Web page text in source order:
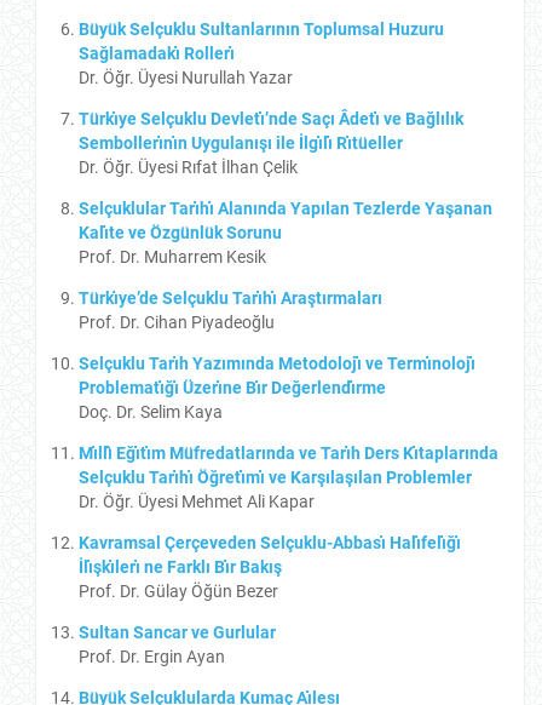
Büyük Selçuklu Sultanlarının Toplumsal Huzuru
Sağlamadakı̇ Rollerı̇
Dr. Öğr. Üyesi Nurullah Yazar
Türkı̇ye Selçuklu Devletı̇’nde Saçı Âdetı̇ ve Bağlılık
Sembollerı̇nı̇n Uygulanışı ile İlgı̇lı̇ Rı̇tüeller
Dr. Öğr. Üyesi Rıfat İlhan Çelik
Selçuklular Tarı̇hı̇ Alanında Yapılan Tezlerde Yaşanan
Kalı̇te ve Özgünlük Sorunu
Prof. Dr. Muharrem Kesik
Türkı̇ye’de Selçuklu Tarı̇hı̇ Araştırmaları
Prof. Dr. Cihan Piyadeoğlu
Selçuklu Tarı̇h Yazımında Metodolojı̇ ve Termı̇nolojı̇
Problematı̇ğı̇ Üzerı̇ne Bı̇r Değerlendı̇rme
Doç. Dr. Selim Kaya
Mı̇llı̂ Eğı̇tı̇m Müfredatlarında ve Tarı̇h Ders Kı̇taplarında
Selçuklu Tarı̇hı̇ Öğretı̇mı̇ ve Karşılaşılan Problemler
Dr. Öğr. Üyesi Mehmet Ali Kapar
Kavramsal Çerçeveden Selçuklu-Abbası̇ Halı̇felı̇ğı̇
İlı̇şkı̇lerı̇ ne Farklı Bı̇r Bakış
Prof. Dr. Gülay Öğün Bezer
Sultan Sancar ve Gurlular
Prof. Dr. Ergin Ayan
Büyük Selçuklularda Kumaç Aı̇lesı